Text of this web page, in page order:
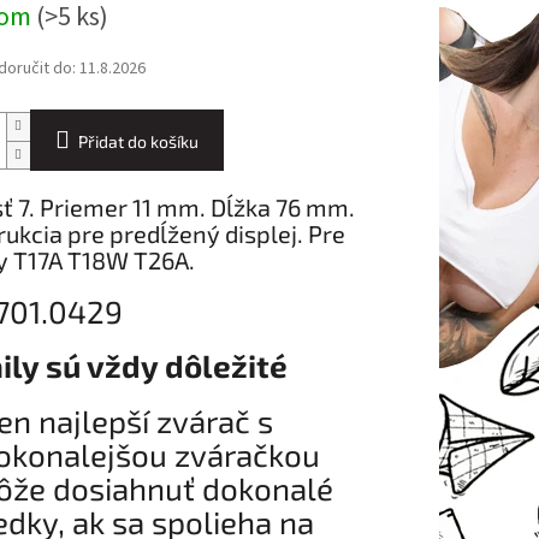
(>5 ks)
do: 11.8.2026
Přidat do košíku
7. Priemer 11 mm. Dĺžka 76 mm.
pre predĺžený displej. Pre
T17A T18W T26A.
sú vždy dôležité
najlepší zvárač s
zváračkou
dosiahnuť dokonalé
ak sa spolieha na